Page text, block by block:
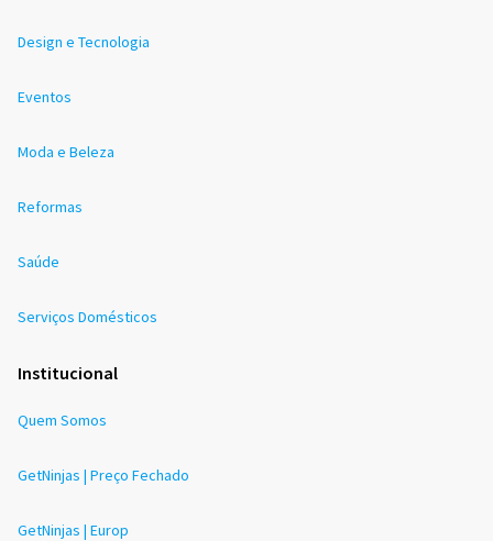
Design e Tecnologia
Eventos
Moda e Beleza
Reformas
Saúde
Serviços Domésticos
Institucional
Quem Somos
GetNinjas | Preço Fechado
GetNinjas | Europ